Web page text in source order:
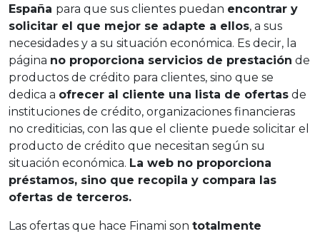
España para que sus clientes puedan encontrar y
solicitar el que mejor se adapte a ellos, a sus
necesidades y a su situación económica. Es decir, la
página no proporciona servicios de prestación de
productos de crédito para clientes, sino que se
dedica a ofrecer al cliente una lista de ofertas de
instituciones de crédito, organizaciones financieras
no crediticias, con las que el cliente puede solicitar el
producto de crédito que necesitan según su
situación económica. La web no proporciona
préstamos, sino que recopila y compara las
ofertas de terceros.
Las ofertas que hace Finami son totalmente